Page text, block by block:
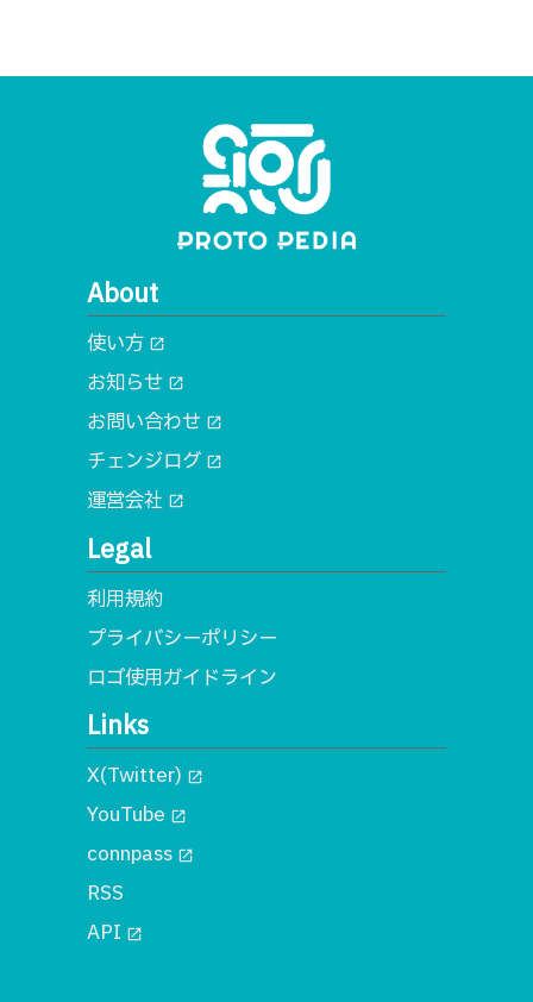
About
使い方 open_in_new
お知らせ open_in_new
お問い合わせ open_in_new
チェンジログ open_in_new
運営会社 open_in_new
Legal
利用規約
プライバシーポリシー
ロゴ使用ガイドライン
Links
X(Twitter) open_in_new
YouTube open_in_new
connpass open_in_new
RSS
API open_in_new